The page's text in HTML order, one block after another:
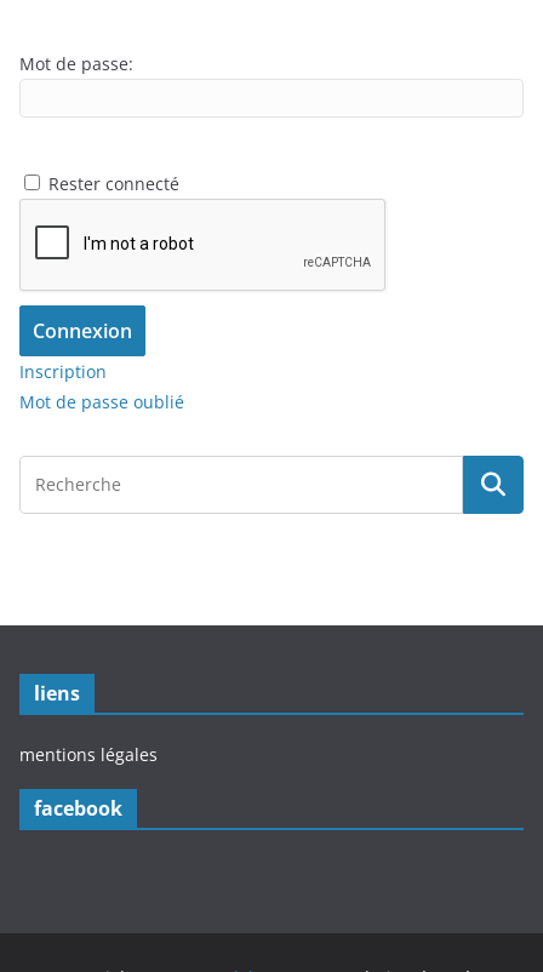
Mot de passe:
Rester connecté
Connexion
Inscription
Mot de passe oublié
liens
mentions légales
facebook